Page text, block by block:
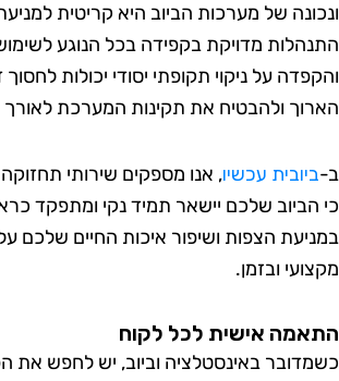
של מערכות הביוב היא קריטית למניעת
מדויקת בקפידה בכל הנוגע לשימוש
על ניקוי תקופתי יסודי יכולות לחסוך
ולהבטיח את תקינות המערכת לאורך
עכשיו, אנו מספקים שירותי תחזוקה
שלכם יישאר תמיד נקי ומתפקד
הצפות ושיפור איכות החיים שלכם על ידי
ובזמן.
אישית לכל לקוח
באינסטלציה וביוב, יש לחפש את